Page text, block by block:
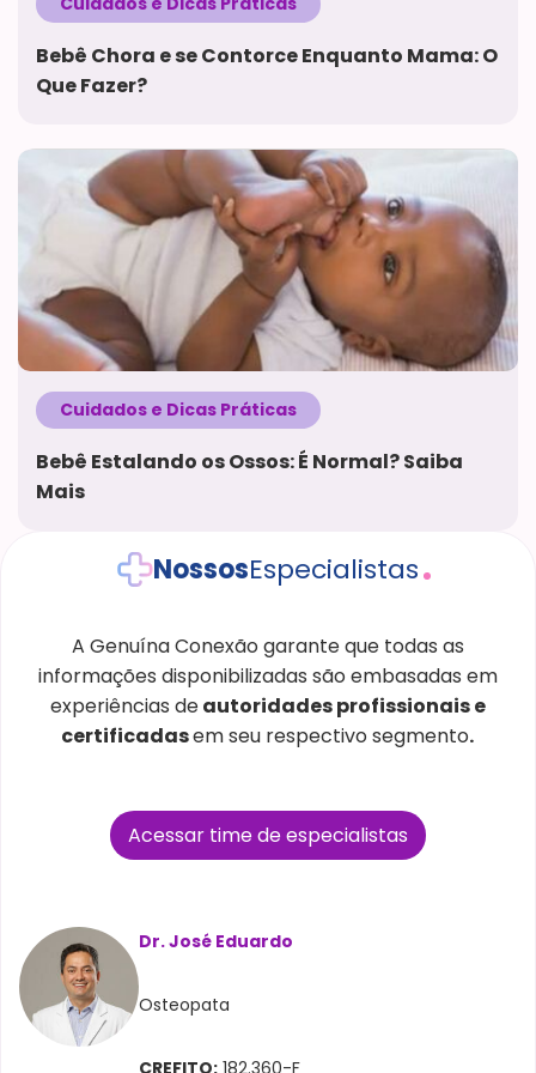
Bebê Chora e se Contorce Enquanto Mama: O
Que Fazer?
Cuidados e Dicas Práticas
Bebê Estalando os Ossos: É Normal? Saiba
Mais
NossosEspecialistas
A Genuína Conexão garante que todas as
informações disponibilizadas são embasadas em
experiências deautoridades profissionais e
certificadasem seu respectivo segmento.
Acessar time de especialistas
Dr. José Eduardo
Osteopata
CREFITO: 182.360-F